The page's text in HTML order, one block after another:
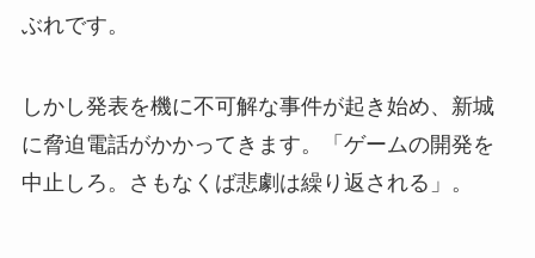
ぶれです。
しかし発表を機に不可解な事件が起き始め、新城
に脅迫電話がかかってきます。「ゲームの開発を
中止しろ。さもなくば悲劇は繰り返される」。